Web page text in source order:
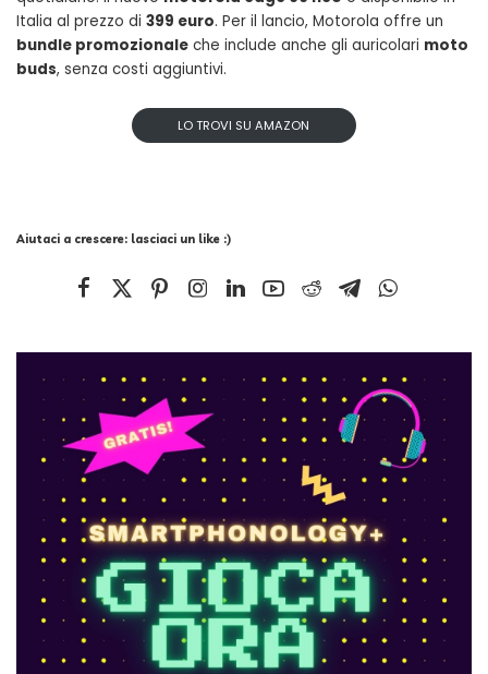
Italia al prezzo di 399 euro. Per il lancio, Motorola offre un
bundle promozionale che include anche gli auricolari moto
buds, senza costi aggiuntivi.
LO TROVI SU AMAZON
Aiutaci a crescere: lasciaci un like :)